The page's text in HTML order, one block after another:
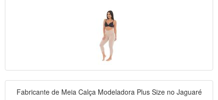
Fabricante de Meia Calça Modeladora Plus Size no Jaguaré